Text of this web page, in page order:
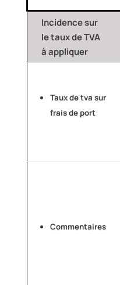
Incidence sur
le taux de TVA
à appliquer
Taux de tva sur
frais de port
Commentaires